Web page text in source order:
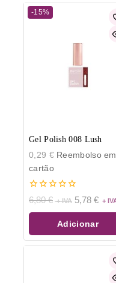
-15%
Gel Polish 008 Lush
0,29 €Reembolso em
cartão
0
de
5
6,80€ 5,78 €
Adicionar